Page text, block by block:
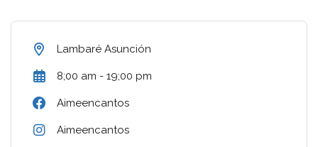
Lambaré Asunción
8;00 am - 19;00 pm
Aimeencantos
Aimeencantos